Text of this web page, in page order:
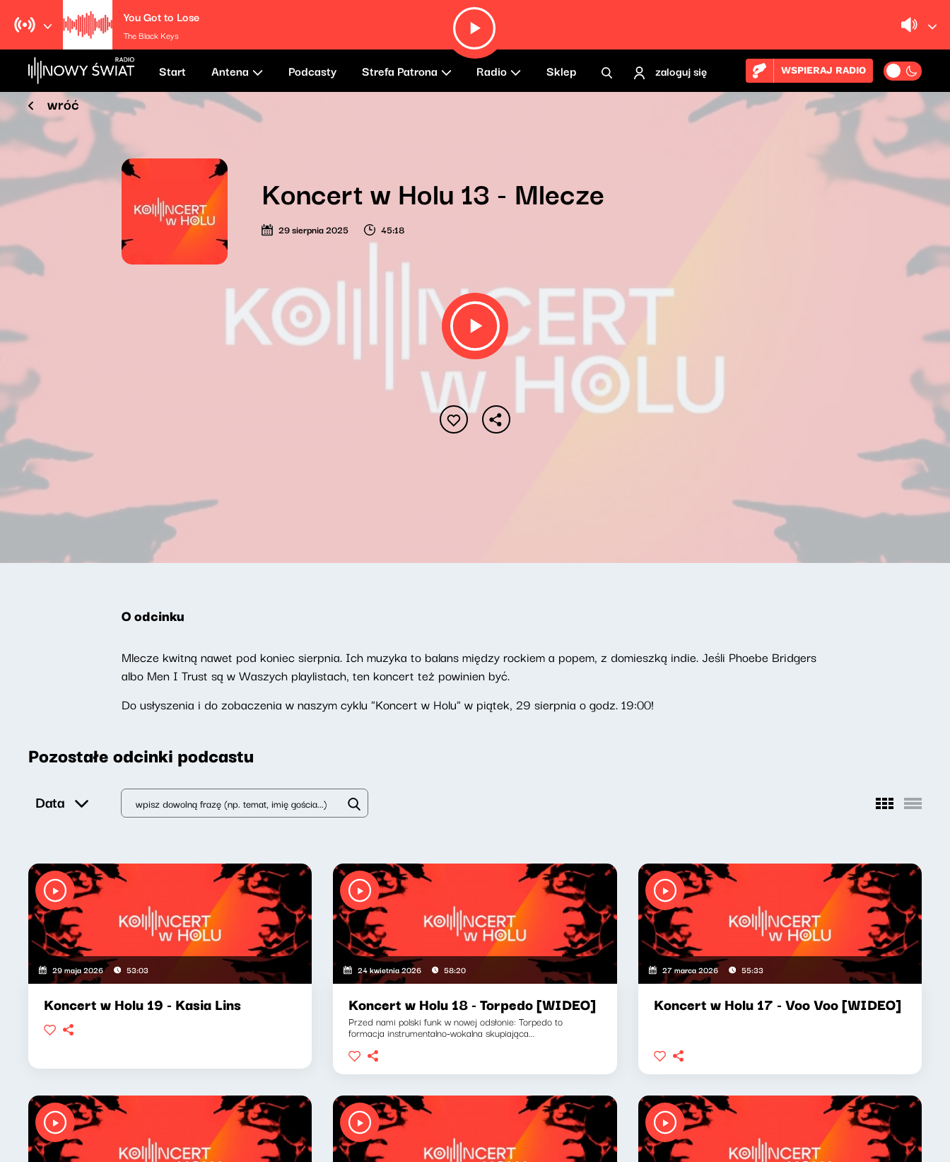
You Got to Lose
The Black Keys
Start Antena Podcasty Strefa Patrona Radio Sklep zaloguj się WSPIERAJ RADIO
wróć
Koncert w Holu 13 - Mlecze
29 sierpnia 2025 45:18
O odcinku
Mlecze kwitną nawet pod koniec sierpnia. Ich muzyka to balans między rockiem a popem, z domieszką indie. Jeśli Phoebe Bridgers
albo Men I Trust są w Waszych playlistach, ten koncert też powinien być.
Do usłyszenia i do zobaczenia w naszym cyklu "Koncert w Holu" w piątek, 29 sierpnia o godz. 19:00!
Pozostałe odcinki podcastu
Data
29 maja 2026 53:03
Koncert w Holu 19 - Kasia Lins
24 kwietnia 2026 58:20
Koncert w Holu 18 - Torpedo [WIDEO]
Przed nami polski funk w nowej odsłonie: Torpedo to
formacja instrumentalno-wokalna skupiająca...
27 marca 2026 55:33
Koncert w Holu 17 - Voo Voo [WIDEO]